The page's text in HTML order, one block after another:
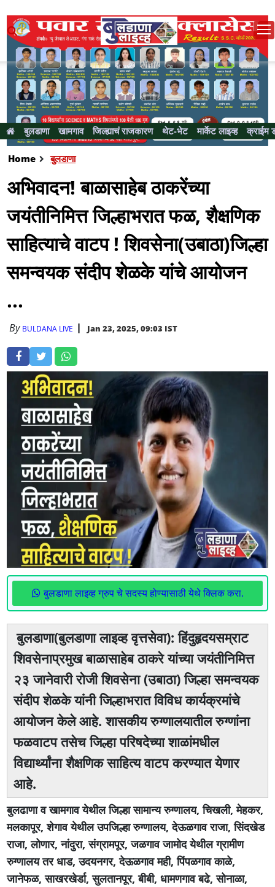
बुलडाणा खामगाव जिल्ह्याचं राजकारण थेट-भेट मार्केट लाइव्ह क्राईम
Home बुलडाणा
अभिवादन! बाळासाहेब ठाकरेंच्या
जयंतीनिमित्त जिल्हाभरात फळ, शैक्षणिक
साहित्याचे वाटप ! शिवसेना(उबाठा)जिल्हा
समन्वयक संदीप शेळके यांचे आयोजन
...
By BULDANA LIVE Jan 23, 2025, 09:03 IST
बुलडाणा लाइव्ह ग्रुप चे सदस्य होण्यासाठी येथे क्लिक करा.
बुलडाणा(बुलडाणा लाइव्ह वृत्तसेवा): हिंदुहृदयसम्राट
शिवसेनाप्रमुख बाळासाहेब ठाकरे यांच्या जयंतीनिमित्त
२३ जानेवारी रोजी शिवसेना (उबाठा) जिल्हा समन्वयक
संदीप शेळके यांनी जिल्हाभरात विविध कार्यक्रमांचे
आयोजन केले आहे. शासकीय रुग्णालयातील रुग्णांना
फळवाटप तसेच जिल्हा परिषदेच्या शाळांमधील
विद्यार्थ्यांना शैक्षणिक साहित्य वाटप करण्यात येणार
आहे.
बुलढाणा व खामगाव येथील जिल्हा सामान्य रुग्णालय, चिखली, मेहकर,
मलकापूर, शेगाव येथील उपजिल्हा रुग्णालय, देऊळगाव राजा, सिंदखेड
राजा, लोणार, नांदुरा, संग्रामपूर, जळगाव जामोद येथील ग्रामीण
रुग्णालय तर धाड, उदयनगर, देऊळगाव मही, पिंपळगाव काळे,
जानेफळ, साखरखेर्डा, सुलतानपूर, बीबी, धामणगाव बढे, सोनाळा,